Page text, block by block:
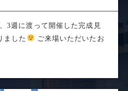
3週に渡って開催した完成見
ました
ご来場いただいたお